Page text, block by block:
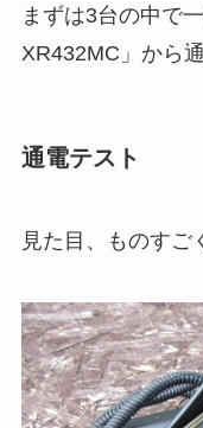
まずは3台の中で
XR432MC」から
通電テスト
見た目、ものすご